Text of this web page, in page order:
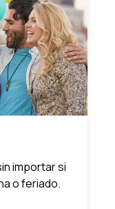
importar si
o feriado.